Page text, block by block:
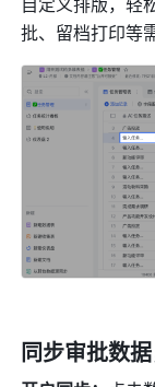
批、留档打印等
同步审批数